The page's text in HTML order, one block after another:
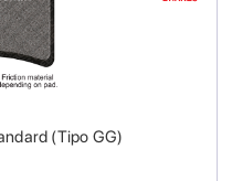
(Tipo GG)